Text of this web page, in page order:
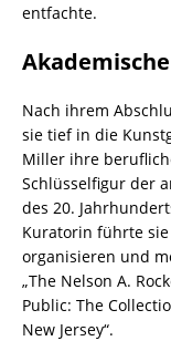
entfachte.
Nach ihrem
sie tief in die
Miller ihre
Schlüsselfigur der
des 20.
Kuratorin führte
organisieren und
„The Nelson A.
Public: The
New Jersey“.